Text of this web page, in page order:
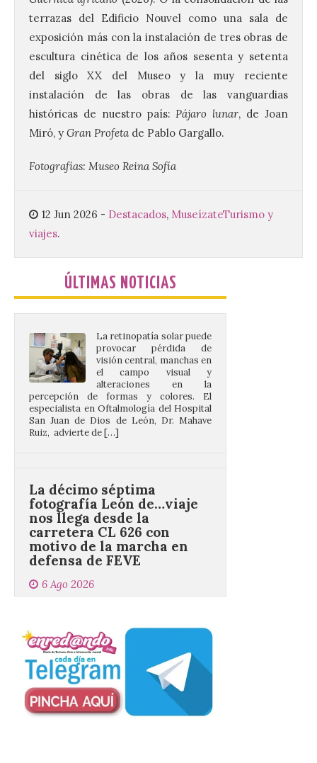
terrazas del Edificio Nouvel como una sala de
exposición más con la instalación de tres obras de
escultura cinética de los años sesenta y setenta
del siglo XX del Museo y la muy reciente
instalación de las obras de las vanguardias
históricas de nuestro país: Pájaro lunar, de Joan
Miró, y Gran Profeta de Pablo Gargallo.
Fotografías: Museo Reina Sofía
12 Jun 2026 - Destacados, MuseízateTurismo y
viajes.
ÚLTIMAS NOTICIAS
en la Plaza Mayor de la
ciudad. El Salón de Plenos
del Ayuntamiento de La Bañeza ha
acogido esta mañana la presentación
oficial del Festival One […]
“Mirar un eclipse sin
protección adecuada
irreversibles en la retina”
visión central, manchas en
el campo visual y
alteraciones en la
percepción de formas y colores. El
Ruiz, advierte de […]
La décimo séptima
fotografía León de…viaje
nos llega desde la
carretera CL 626 con
6 Ago 2026
Nueva edición de León
de…viaje. Una iniciativa
organizado por la sección
juvenil de la Asociación
Conceyu País Llionés y el Diario de
Morán nos envía desde la carretera […]
Camarzius fest: frente al
macroevento, un festival
cultural transformador